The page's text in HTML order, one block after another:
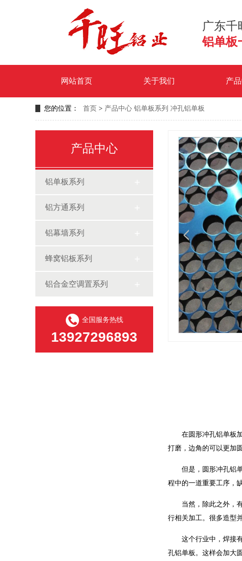
广东千
铝单板
网站首页 关于我们 产
您的位置： 首页 > 产品中心 铝单板系列 冲孔铝单板
产品中心
铝单板系列
铝方通系列
铝幕墙系列
蜂窝铝板系列
铝合金空调置系列
全国服务热线
13927296893
在圆形冲孔铝单板加
打磨，边角的可以更加
但是，圆形冲孔铝单
程中的一道重要工序，
当然，除此之外，有
行相关加工。很多造型
这个行业中，焊接有
孔铝单板。这样会加大